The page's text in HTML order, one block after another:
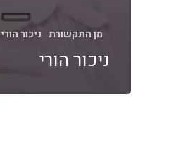
מן התקשורת ניכור הורי
ניכור הורי